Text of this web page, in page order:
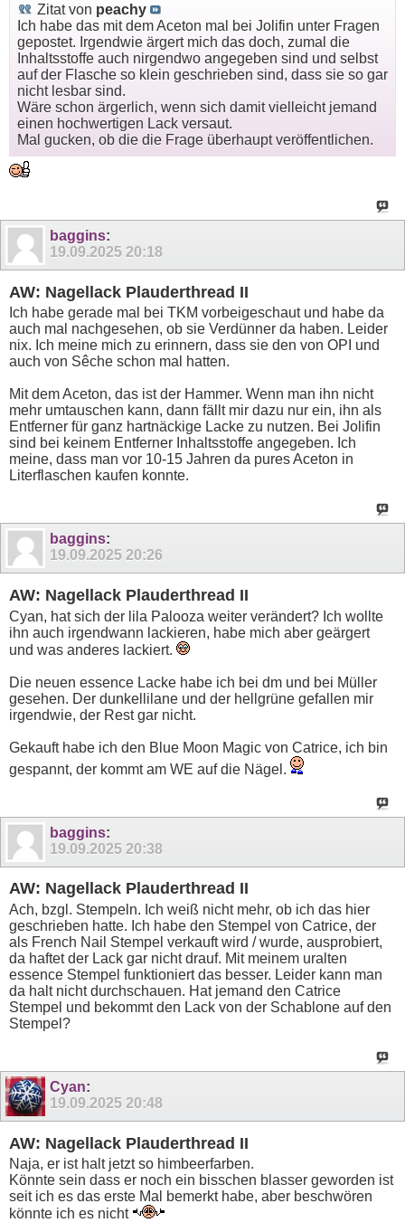
Zitat von peachy
Ich habe das mit dem Aceton mal bei Jolifin unter Fragen
gepostet. Irgendwie ärgert mich das doch, zumal die
Inhaltsstoffe auch nirgendwo angegeben sind und selbst
auf der Flasche so klein geschrieben sind, dass sie so gar
nicht lesbar sind.
Wäre schon ärgerlich, wenn sich damit vielleicht jemand
einen hochwertigen Lack versaut.
Mal gucken, ob die die Frage überhaupt veröffentlichen.
baggins:
19.09.2025 20:18
AW: Nagellack Plauderthread II
Ich habe gerade mal bei TKM vorbeigeschaut und habe da
auch mal nachgesehen, ob sie Verdünner da haben. Leider
nix. Ich meine mich zu erinnern, dass sie den von OPI und
auch von Sêche schon mal hatten.
Mit dem Aceton, das ist der Hammer. Wenn man ihn nicht
mehr umtauschen kann, dann fällt mir dazu nur ein, ihn als
Entferner für ganz hartnäckige Lacke zu nutzen. Bei Jolifin
sind bei keinem Entferner Inhaltsstoffe angegeben. Ich
meine, dass man vor 10-15 Jahren da pures Aceton in
Literflaschen kaufen konnte.
baggins:
19.09.2025 20:26
AW: Nagellack Plauderthread II
Cyan, hat sich der lila Palooza weiter verändert? Ich wollte
ihn auch irgendwann lackieren, habe mich aber geärgert
und was anderes lackiert.
Die neuen essence Lacke habe ich bei dm und bei Müller
gesehen. Der dunkellilane und der hellgrüne gefallen mir
irgendwie, der Rest gar nicht.
Gekauft habe ich den Blue Moon Magic von Catrice, ich bin
gespannt, der kommt am WE auf die Nägel.
baggins:
19.09.2025 20:38
AW: Nagellack Plauderthread II
Ach, bzgl. Stempeln. Ich weiß nicht mehr, ob ich das hier
geschrieben hatte. Ich habe den Stempel von Catrice, der
als French Nail Stempel verkauft wird / wurde, ausprobiert,
da haftet der Lack gar nicht drauf. Mit meinem uralten
essence Stempel funktioniert das besser. Leider kann man
da halt nicht durchschauen. Hat jemand den Catrice
Stempel und bekommt den Lack von der Schablone auf den
Stempel?
Cyan:
19.09.2025 20:48
AW: Nagellack Plauderthread II
Naja, er ist halt jetzt so himbeerfarben.
Könnte sein dass er noch ein bisschen blasser geworden ist
seit ich es das erste Mal bemerkt habe, aber beschwören
könnte ich es nicht